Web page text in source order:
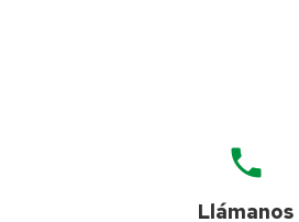
local_phone
Llámanos